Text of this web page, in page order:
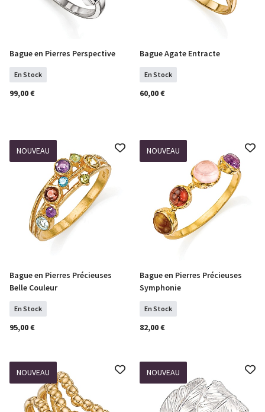
Sélectionner Tailles
Bague en Pierres Perspective
En Stock
99,00 €
COMMANDER
Bague Agate Entracte
En Stock
60,00 €
NOUVEAU
Sélectionner Tailles
Bague en Pierres Précieuses
Belle Couleur
En Stock
95,00 €
NOUVEAU
Sélectionner Tailles
Bague en Pierres Précieuses
Symphonie
En Stock
82,00 €
NOUVEAU NOUVEAU